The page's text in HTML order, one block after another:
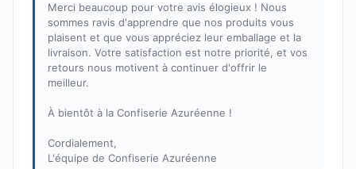
Merci beaucoup pour votre avis élogieux ! Nous
sommes ravis d'apprendre que nos produits vous
plaisent et que vous appréciez leur emballage et la
livraison. Votre satisfaction est notre priorité, et vos
retours nous motivent à continuer d'offrir le
meilleur.
À bientôt à la Confiserie Azuréenne !
Cordialement,
L'équipe de Confiserie Azuréenne